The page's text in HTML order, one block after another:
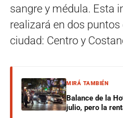
sangre y médula. Esta
realizará en dos
ciudad: Centro y
MIRÁ TAMBIÉN
Balance de la
julio, pero la